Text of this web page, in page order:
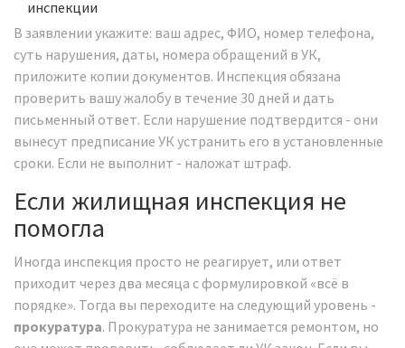
инспекции
В заявлении укажите: ваш адрес, ФИО, номер телефона,
суть нарушения, даты, номера обращений в УК,
приложите копии документов. Инспекция обязана
проверить вашу жалобу в течение 30 дней и дать
письменный ответ. Если нарушение подтвердится - они
вынесут предписание УК устранить его в установленные
сроки. Если не выполнит - наложат штраф.
Если жилищная инспекция не
помогла
Иногда инспекция просто не реагирует, или ответ
приходит через два месяца с формулировкой «всё в
порядке». Тогда вы переходите на следующий уровень -
прокуратура. Прокуратура не занимается ремонтом, но